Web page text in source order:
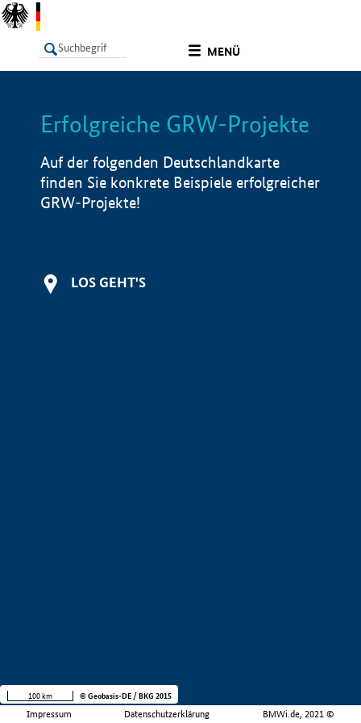
MENÜ
LISTE Info
Erfolgreiche GRW-Projekte
Auf der folgenden Deutschlandkarte
finden Sie konkrete Beispiele erfolgreicher
GRW-Projekte!
LOS GEHT'S
Impressum Datenschutzerklärung BMWi.de, 2021 ©
100 km © Geobasis-DE / BKG 2015